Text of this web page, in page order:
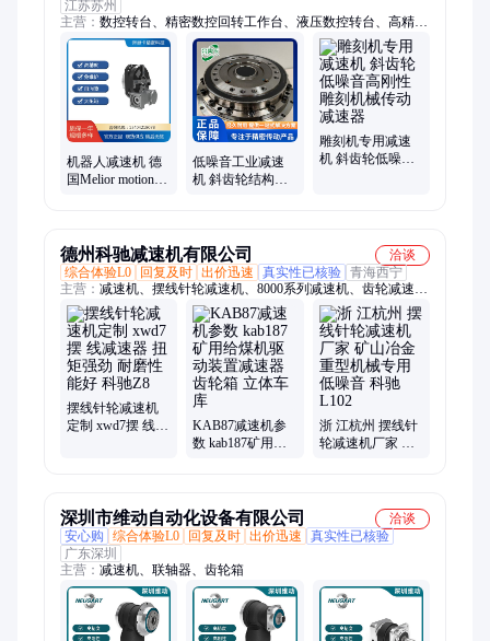
江苏苏州
主营： 数控转台、精密数控回转工作台、液压数控转台、高精减
速机、自消隙减速机、硬齿面减速机、三级多级硬齿面减速机、
同轴式减速机、减速机封闭实心轴、摆线针轮减速机、螺旋锥齿
轮减速机、直交轴精密减速机、PSC减速机、摆线减速机、气动
分度转台、四轴数控转台、双摆头数控铣头、机械摆头、液压摆
头、伺服摆头、数控摆头、齿轮传动摆头、蜗轮蜗杆摆头、谐波
摆头、精密行星减速器
机器人减速机 德
国Melior motion自
低噪音工业减速
机 斜齿轮结构免
雕刻机专用减速
机 斜齿轮低噪音
德州科驰减速机有限公司
洽谈
综合体验L0
回复及时 出价迅速 真实性已核验 青海西宁
主营： 减速机、摆线针轮减速机、8000系列减速机、齿轮减速
机、F系列减速机、K系列减速机、R系列减速机、S系列减速机
摆线针轮减速机
定制 xwd7摆 线减
KAB87减速机参
数 kab187矿用给
浙 江杭州 摆线针
轮减速机厂家 矿
深圳市维动自动化设备有限公司
洽谈
安心购
综合体验L0 回复及时 出价迅速
真实性已核验
广东深圳
主营： 减速机、联轴器、齿轮箱